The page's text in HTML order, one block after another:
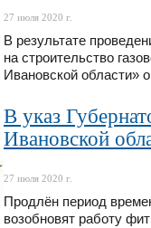
27 июля 2020 г.
В результате
на строительство
Ивановской области»
В указ
Ивановской
27 июля 2020 г.
Продлён период
возобновят работу